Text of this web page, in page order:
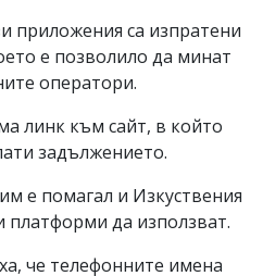
приложения са изпратени
е позволило да минат
оператори.
линк към сайт, в който
задължението.
е помагал и Изкуствения
платформи да използват.
че телефонните имена